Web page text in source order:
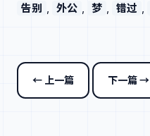
告别 , 外公 , 梦 , 错过 ,
← 上一篇 下一篇 →